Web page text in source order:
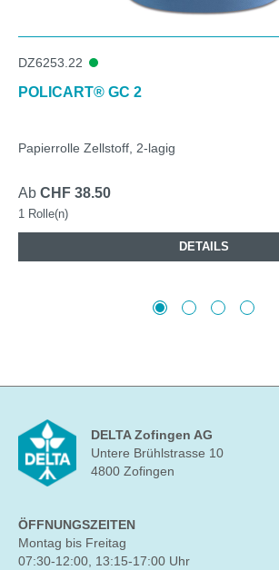
DZ6253.22
POLICART® GC 2
Papierrolle Zellstoff, 2-lagig
Ab CHF 38.50
1 Rolle(n)
DETAILS
DELTA Zofingen AG
Untere Brühlstrasse 10
4800 Zofingen
ÖFFNUNGSZEITEN
Montag bis Freitag
07:30-12:00, 13:15-17:00 Uhr